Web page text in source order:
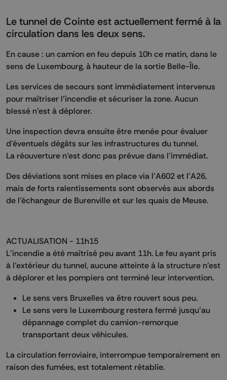
Le tunnel de Cointe est actuellement fermé à la
circulation dans les deux sens.
En cause : un camion en feu depuis 10h ce matin, dans le
sens de Luxembourg, à hauteur de la sortie Belle-Île.
Les services de secours sont immédiatement intervenus
pour maîtriser l’incendie et sécuriser la zone. Aucun
blessé n’est à déplorer.
Une inspection devra ensuite être menée pour évaluer
d’éventuels dégâts sur les infrastructures du tunnel.
La réouverture n’est donc pas prévue dans l’immédiat.
Des déviations sont mises en place via l’A602 et l’A26,
mais de forts ralentissements sont observés aux abords
de l’échangeur de Burenville et sur les quais de Meuse.
ACTUALISATION - 11h15
L’incendie a été maîtrisé peu avant 11h. Le feu ayant pris
à l’extérieur du tunnel, aucune atteinte à la structure n’est
à déplorer et les pompiers ont terminé leur intervention.
Le sens vers Bruxelles va être rouvert sous peu.
Le sens vers le Luxembourg restera fermé jusqu’au
dépannage complet du camion-remorque
transportant deux véhicules.
La circulation ferroviaire, interrompue temporairement en
raison des fumées, est totalement rétablie.